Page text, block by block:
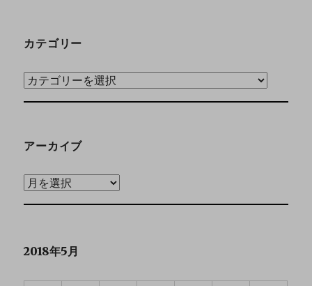
カテゴリー
アーカイブ
2018年5月